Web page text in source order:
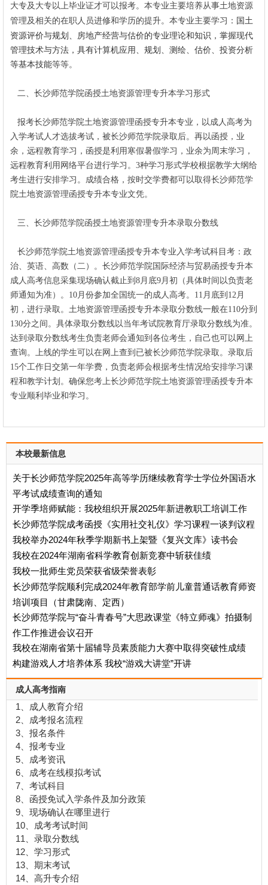
大专及大专以上毕业证才可以报考。本专业主要培养从事土地资源
管理及相关的在职人员进修和学历的提升。本专业主要学习： 国土
资源评价与规划、房地产经营与估价的专业理论和知识，掌握现代
管理技术与方法，具有计算机应用、规划、测绘、估价、投资分析
等基本技能等等。
二 、长沙师范学院函授土地资源管理专升本学习形式
报考长沙师范学院土地资源管理函授专升本专业，以成人高考为
入学考试人才选拔考试，被长沙师范学院录取后。再以函授，业
余，远程教育学习，函授是利用寒假暑假学习，业余为周末学习，
远程教育利用网络平台进行学习。3种学习形式学校根据教学大纲给
考生进行安排学习。成绩合格，按时交学费都可以取得长沙师范学
院土地资源管理函授专升本专业文凭。
三 、长沙师范学院函授土地资源管理专升本录取分数线
长沙师范学院土地资源管理函授专升本专业入学考试科目考：政
治、英语、高数（二）。 长沙师范学院国际经济与贸易函授专升本
成人高考信息采集现场确认截止到8月底9月初（具体时间以负责老
师通知为准）。10月份参加全国统一的成人高考。11月底到12月
初，进行录取。土地资源管理函授专升本录取分数线一般在110分到
130分之间。具体录取分数线以当年考试院教育厅录取分数线为准。
达到录取分数线考生负责老师会通知到各位考生，自己也可以网上
查询。上线的学生可以在网上查到已被长沙师范学院录取。录取后
15个工作日交第一年学费，负责老师会根据考生情况给安排学习课
程和教学计划。确保您考上长沙师范学院土地资源管理函授专升本
专业顺利毕业和学习。
本校最新信息
关于长沙师范学院2025年高等学历继续教育学士学位外国语水
平考试成绩查询的通知
开学季培师赋能：我校组织开展2025年新进教职工培训工作
长沙师范学院成考函授《实用社交礼仪》学习课程一谈判议程
我校举办2024年秋季学期新书上架暨《复兴文库》读书会
我校在2024年湖南省科学教育创新竞赛中斩获佳绩
我校一批师生党员荣获省级荣誉表彰
长沙师范学院顺利完成2024年教育部学前儿童普通话教育师资
培训项目（甘肃陇南、定西）
长沙师范学院与“奋斗青春号”大思政课堂《特立师魂》拍摄制
作工作推进会议召开
我校在湖南省第十届辅导员素质能力大赛中取得突破性成绩
构建游戏人才培养体系 我校“游戏大讲堂”开讲
成人高考指南
1、成人教育介绍
2、成考报名流程
3、报名条件
4、报考专业
5、成考资讯
6、成考在线模拟考试
7、考试科目
8、函授免试入学条件及加分政策
9、现场确认在哪里进行
10、成考考试时间
11、录取分数线
12、学习形式
13、期末考试
14、高升专介绍